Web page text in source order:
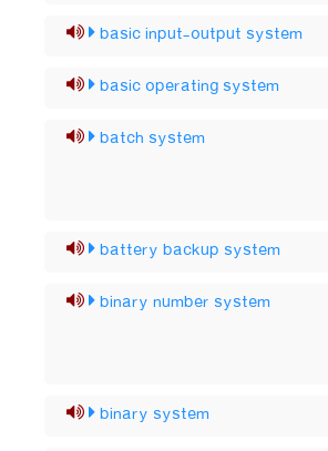
basic input-output system
basic operating system
batch system
battery backup system
binary number system
binary system